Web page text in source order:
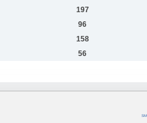
197
96
158
56